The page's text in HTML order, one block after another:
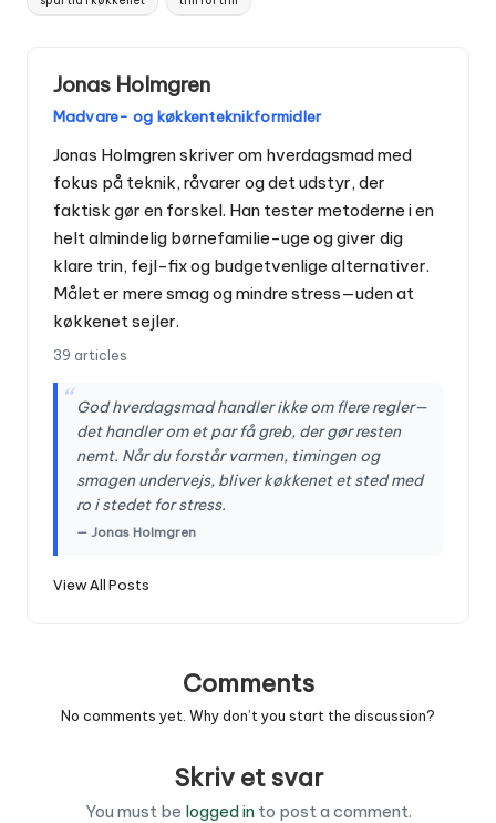
Jonas Holmgren
Madvare- og køkkenteknikformidler
Jonas Holmgren skriver om hverdagsmad med
fokus på teknik, råvarer og det udstyr, der
faktisk gør en forskel. Han tester metoderne i en
helt almindelig børnefamilie-uge og giver dig
klare trin, fejl-fix og budgetvenlige alternativer.
Målet er mere smag og mindre stress—uden at
køkkenet sejler.
39 articles
“ God hverdagsmad handler ikke om flere regler—
det handler om et par få greb, der gør resten
nemt. Når du forstår varmen, timingen og
smagen undervejs, bliver køkkenet et sted med
ro i stedet for stress.
— Jonas Holmgren
View All Posts
Comments
No comments yet. Why don’t you start the discussion?
Skriv et svar
You must be logged into post a comment.